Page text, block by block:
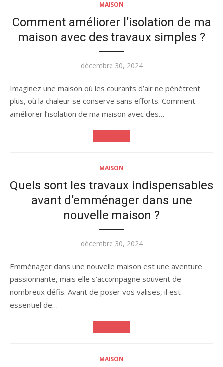
MAISON
Comment améliorer l’isolation de ma
maison avec des travaux simples ?
Publié
décembre 30, 2024
Imaginez une maison où les courants d’air ne pénètrent
plus, où la chaleur se conserve sans efforts. Comment
améliorer l’isolation de ma maison avec des…
MAISON
Quels sont les travaux indispensables
avant d’emménager dans une
nouvelle maison ?
Publié
décembre 30, 2024
Emménager dans une nouvelle maison est une aventure
passionnante, mais elle s’accompagne souvent de
nombreux défis. Avant de poser vos valises, il est
essentiel de…
MAISON